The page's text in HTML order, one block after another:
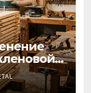
деле